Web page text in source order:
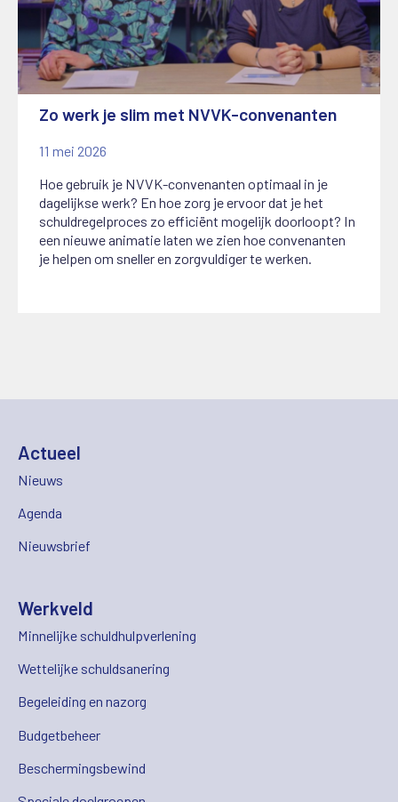
Zo werk je slim met NVVK-convenanten
11 mei 2026
Hoe gebruik je NVVK-convenanten optimaal in je
dagelijkse werk? En hoe zorg je ervoor dat je het
schuldregelproces zo efficiënt mogelijk doorloopt? In
een nieuwe animatie laten we zien hoe convenanten
je helpen om sneller en zorgvuldiger te werken.
Actueel
Nieuws
Agenda
Nieuwsbrief
Werkveld
Minnelijke schuldhulpverlening
Wettelijke schuldsanering
Begeleiding en nazorg
Budgetbeheer
Beschermingsbewind